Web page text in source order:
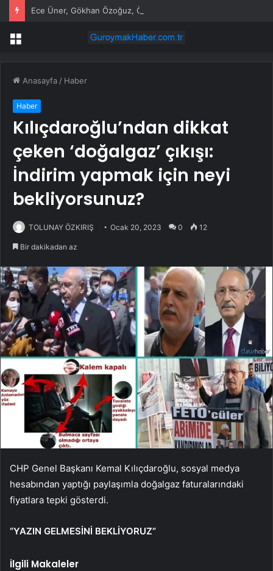
Menü
Anasayfa / Haber
Haber
Kılıçdaroğlu’ndan dikkat
çeken ‘doğalgaz’ çıkışı:
İndirim yapmak için neyi
bekliyorsunuz?
TOLUNAY ÖZKIRIŞ Ocak 20, 2023 0 12
Bir dakikadan az
CHP Genel Başkanı Kemal Kılıçdaroğlu, sosyal medya
hesabından yaptığı paylaşımla doğalgaz faturalarındaki
fiyatlara tepki gösterdi.
“YAZIN GELMESİNİ BEKLİYORUZ”
İlgili Makaleler